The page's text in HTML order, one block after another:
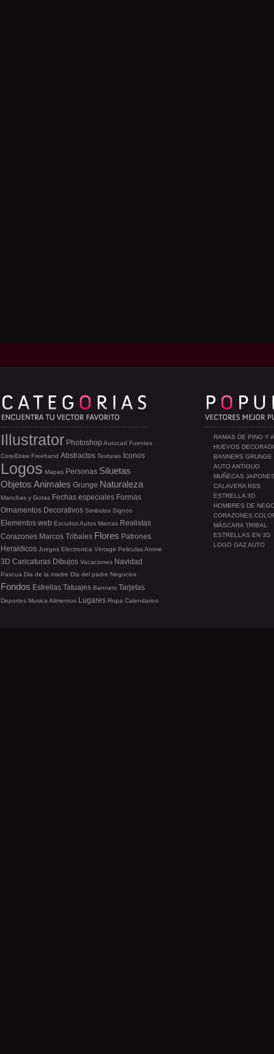
RAMAS DE PINO Y
HUEVOS
BANNERS GRUNGE
AUTO ANTIGUO
MUÑECAS
CALAVERA RSS
ESTRELLA 3D
HOMBRES DE
CORAZONES
MÁSCARA TRIBAL
ESTRELLAS EN 3D
LOGO GAZ AUTO
Illustrator Photoshop Autocad Fuentes
CorelDraw Freehand Abstractos Texturas Iconos
Logos Mapas Personas Siluetas
Objetos Animales Grunge Naturaleza
Manchas y Gotas Fechas especiales Formas
Ornamentos Decorativos Simbolos Signos
Elementos web EscudosAutos Marcas Realistas
Corazones Marcos Tribales Flores Patrones
Heraldicos Juegos Electronica Vintage PeliculasAnime
3D Caricaturas Dibujos Vacaciones Navidad
Pascua Dia de la madre Dia del padre Negocios
Fondos Estrellas Tatuajes Banners Tarjetas
Deportes Musica Alimentos Lugares Ropa Calendarios